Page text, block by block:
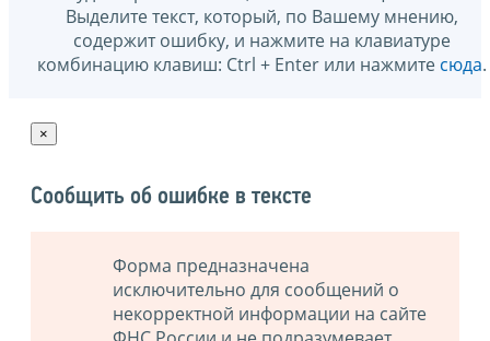
Выделите текст, который, по Вашему мнению,
содержит ошибку, и нажмите на клавиатуре
комбинацию клавиш: Ctrl + Enter или нажмите сюда.
×
Сообщить об ошибке в тексте
Форма предназначена
исключительно для сообщений о
некорректной информации на сайте